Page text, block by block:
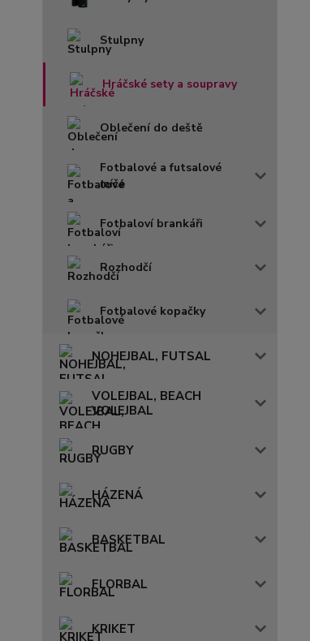
Stulpny
Hráčské sety a soupravy
Oblečení do deště
Fotbalové a futsalové
míče
Fotbaloví brankáři
Rozhodčí
Fotbalové kopačky
NOHEJBAL, FUTSAL
VOLEJBAL, BEACH
VOLEJBAL
RUGBY
HÁZENÁ
BASKETBAL
FLORBAL
KRIKET